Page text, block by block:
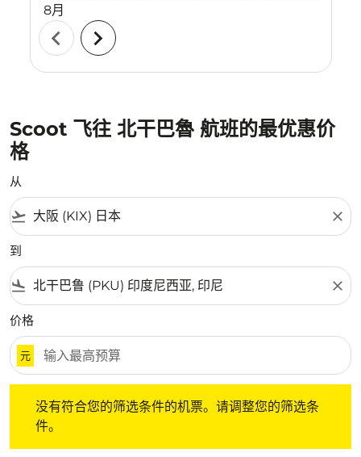
8月
chevron_left chevron_right
Scoot 飞往 北干巴魯 航班的最优惠价
格
从
flight_takeoff close
到
flight_land close
价格
元
没有符合您的筛选条件的机票。请调整您的筛选条
件。